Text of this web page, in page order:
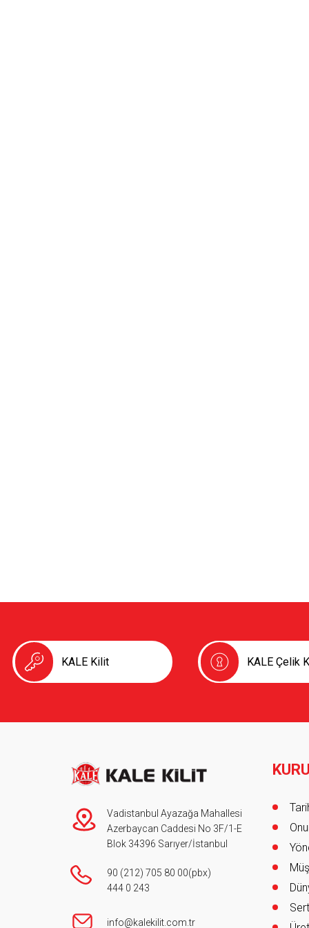
KALE Kilit KALE Çelik
Vadistanbul Ayazağa Mahallesi
Azerbaycan Caddesi No 3F/1-E
Blok 34396 Sarıyer/İstanbul
90 (212) 705 80 00(pbx)
444 0 243
info@kalekilit.com.tr